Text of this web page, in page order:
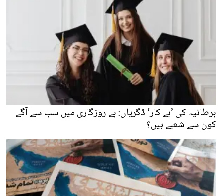
برطانیہ کی ’بے کار‘ ڈگریاں: بے روزگاری میں سب سے آگے
کون سے شعبے ہیں؟